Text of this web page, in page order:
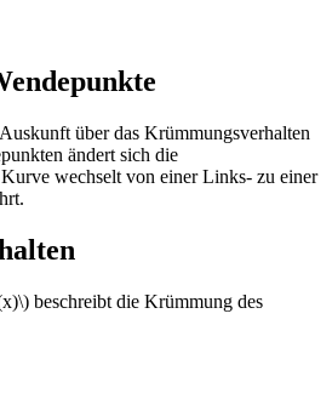
über das Krümmungsverhalten
ändert sich die
wechselt von einer Links- zu einer
beschreibt die Krümmung des